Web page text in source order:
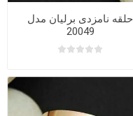
حلقه نامزدی برلیان مدل
20049